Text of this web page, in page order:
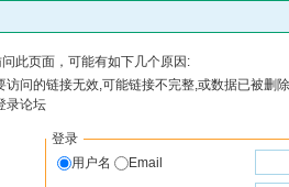
此页面，可能有如下几个原因:
访问的链接无效,可能链接不完整,或数据已被删
录论坛
登录
用户名
Email